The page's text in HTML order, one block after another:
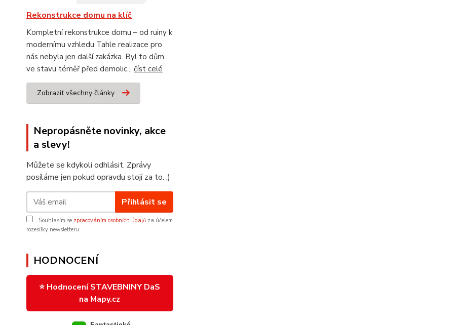
Rekonstrukce domu na klíč
Kompletní rekonstrukce domu – od ruiny k
modernímu vzhledu Tahle realizace pro
nás nebyla jen další zakázka. Byl to dům
ve stavu téměř před demolic... číst celé
Zobrazit všechny články
Nepropásněte novinky, akce
a slevy!
Můžete se kdykoli odhlásit. Zprávy
posíláme jen pokud opravdu stojí za to. :)
Přihlásit se
Souhlasím se zpracováním osobních údajů za účelem
rozesílky newsletteru.
HODNOCENÍ
⭐ Hodnocení STAVEBNINY DaS
na Mapy.cz